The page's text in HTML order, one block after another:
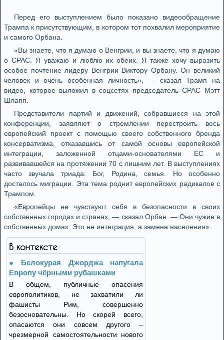
Перед его выступлением было показано видеообращение
Трампа к присутствующим, в котором тот похвалил мероприятие
и самого Орбана.
«Вы знаете, что я думаю о Венгрии, и вы знаете, что я думаю
о CPAC. Я уважаю и люблю их обеих. Я также хочу выразить
особое почтение лидеру Венгрии Виктору Орбану. Он великий
человек и очень особенная личность», — сказал Трамп на
видео, которое выложил в соцсетях председатель CPAC Мэтт
Шлапп.
Представители партий и движений, собравшиеся на этой
конференции, заявляют о стремлении перестроить весь
европейский проект с помощью своего собственного бренда
консерватизма, отказавшись от самой основы европейской
интеграции, заложенной отцами-основателями ЕС и
развивавшейся на протяжении 70 с лишним лет. В выступлениях
часто звучала триада: Бог, Родина, семья. Но особенно
досталось миграции. Эта тема роднит европейских радикалов с
Трампом.
«Европейцы не чувствуют себя в безопасности в своих
собственных городах и странах, — сказал Орбан. — Они чужие в
собственных домах. Это не интеграция, а замена населения».
В контексте
Белокурая Джорджа напугала
Европу чёрными рубашками
В общем, публичные опасения
европолитиков, не захватили ли
фашисты Рим, совершенно
безосновательны. Но скорей всего,
опасаются они совсем другого –
чрезмерной самостоятельности нового